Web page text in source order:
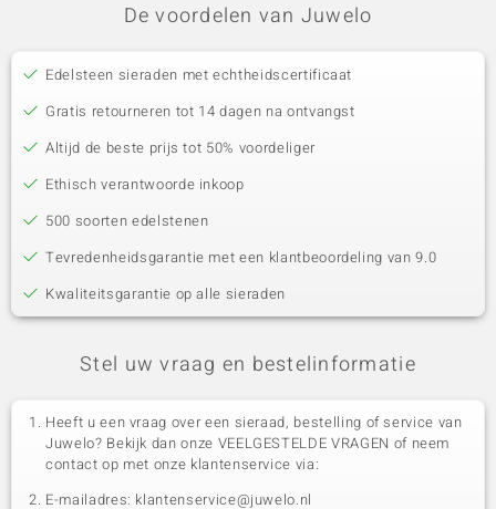
De voordelen van Juwelo
Edelsteen sieraden met echtheidscertificaat
Gratis retourneren tot 14 dagen na ontvangst
Altijd de beste prijs tot 50% voordeliger
Ethisch verantwoorde inkoop
500 soorten edelstenen
Tevredenheidsgarantie met een klantbeoordeling van 9.0
Kwaliteitsgarantie op alle sieraden
Stel uw vraag en bestelinformatie
Heeft u een vraag over een sieraad, bestelling of service van
Juwelo? Bekijk dan onze VEELGESTELDE VRAGEN of neem
contact op met onze klantenservice via:
E-mailadres: klantenservice@juwelo.nl